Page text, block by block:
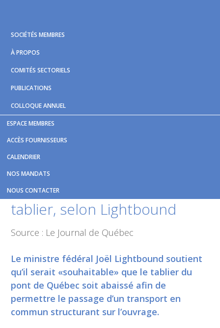
primary
navigation
main
content
footer
ESPACE MEMBRES
ACCÈS FOURNISSEURS
CALENDRIER
NOS MANDATS
NOUS CONTACTER
SOCIÉTÉS MEMBRES
À PROPOS
COMITÉS SECTORIELS
PUBLICATIONS
COLLOQUE ANNUEL
Vous êtes ici :Accueil
Pont de Québec:
«Souhaitable» d’abaisser le
tablier, selon Lightbound
Source : Le Journal de Québec
Le ministre fédéral Joël Lightbound soutient
qu’il serait «souhaitable» que le tablier du
pont de Québec soit abaissé afin de
permettre le passage d’un transport en
commun structurant sur l’ouvrage.